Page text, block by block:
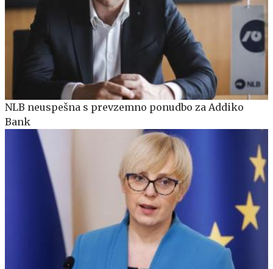
NLB neuspešna s prevzemno ponudbo za Addiko
Bank